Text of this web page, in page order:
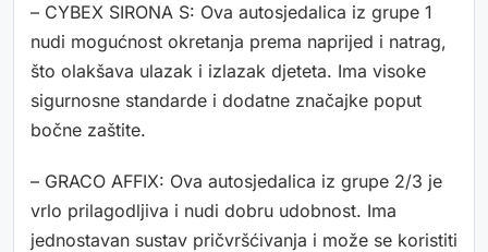
– CYBEX SIRONA S: Ova autosjedalica iz grupe 1
nudi mogućnost okretanja prema naprijed i natrag,
što olakšava ulazak i izlazak djeteta. Ima visoke
sigurnosne standarde i dodatne značajke poput
bočne zaštite.
– GRACO AFFIX: Ova autosjedalica iz grupe 2/3 je
vrlo prilagodljiva i nudi dobru udobnost. Ima
jednostavan sustav pričvršćivanja i može se koristiti